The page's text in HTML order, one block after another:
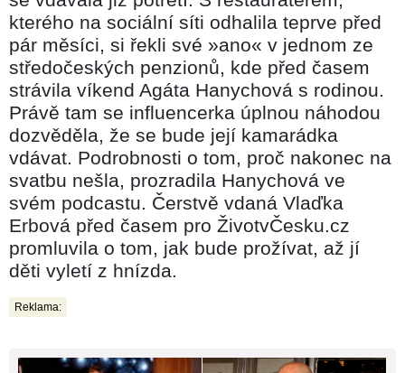
kterého na sociální síti odhalila teprve před
pár měsíci, si řekli své »ano« v jednom ze
středočeských penzionů, kde před časem
strávila víkend Agáta Hanychová s rodinou.
Právě tam se influencerka úplnou náhodou
dozvěděla, že se bude její kamarádka
vdávat. Podrobnosti o tom, proč nakonec na
svatbu nešla, prozradila Hanychová ve
svém podcastu. Čerstvě vdaná Vlaďka
Erbová před časem pro ŽivotvČesku.cz
promluvila o tom, jak bude prožívat, až jí
děti vyletí z hnízda.
Reklama: